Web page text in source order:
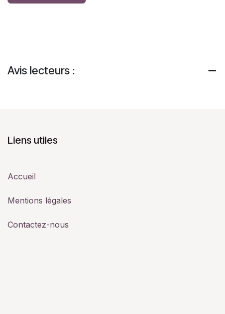
Avis lecteurs :
Liens utiles
Accueil
Mentions légales
Contactez-nous